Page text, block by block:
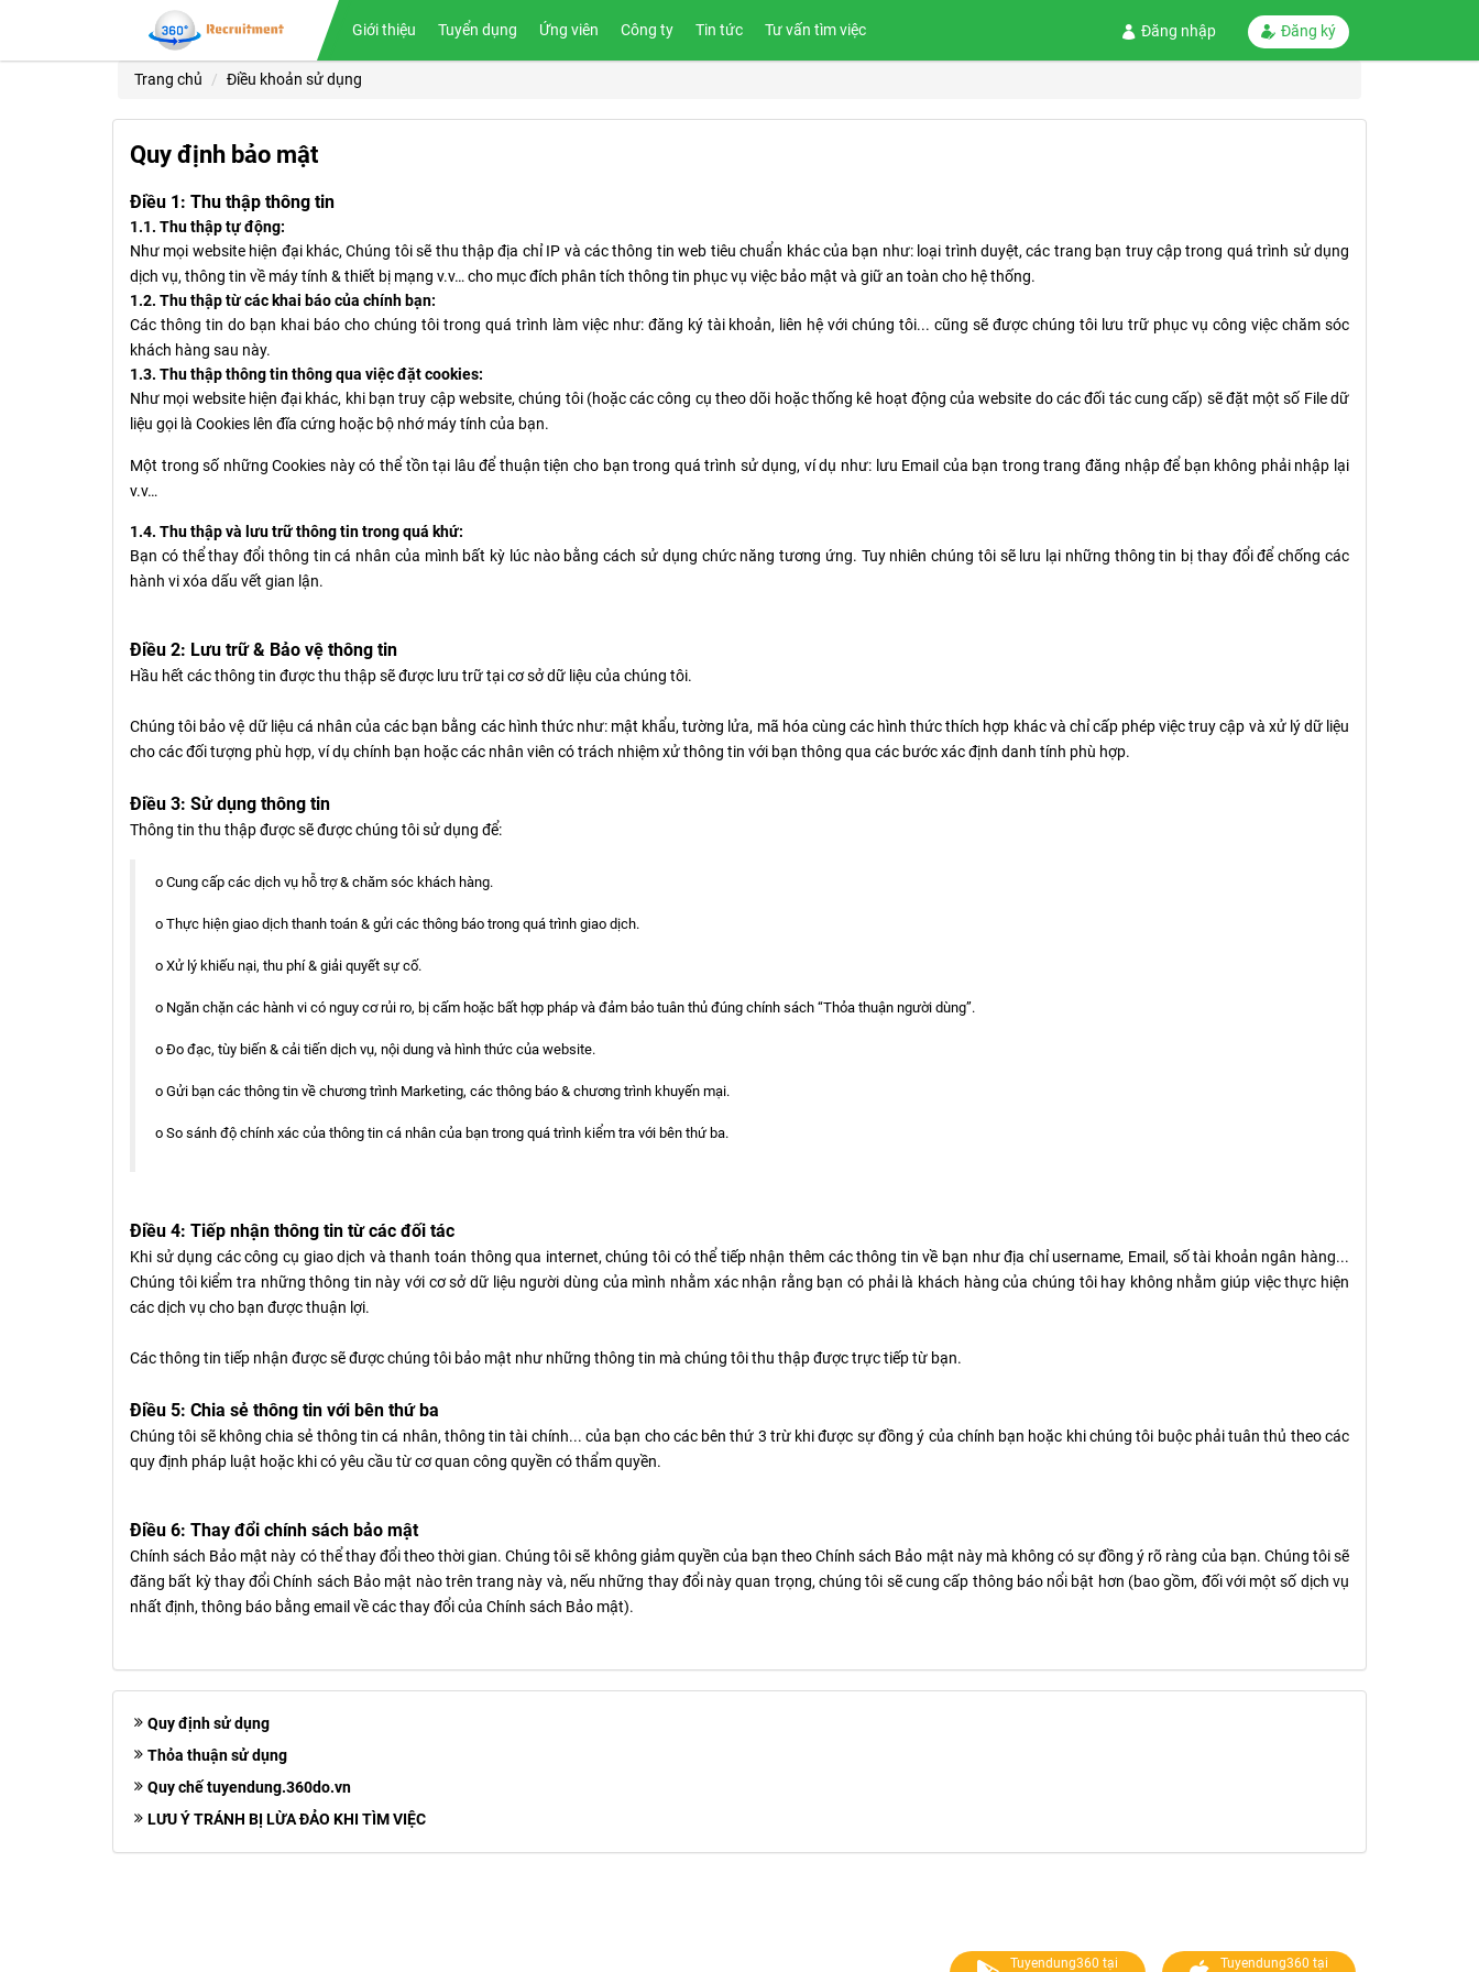
Giới thiệu Tuyển dụng Ứng viên Công ty Tin tức Tư vấn tìm việc Đăng nhập Đăng ký
Trang chủ Điều khoản sử dụng
Quy định bảo mật
Điều 1: Thu thập thông tin
1.1. Thu thập tự động:
Như mọi website hiện đại khác, Chúng tôi sẽ thu thập địa chỉ IP và các thông tin web tiêu chuẩn khác của bạn như: loại trình duyệt, các trang bạn truy cập trong quá trình sử dụng
dịch vụ, thông tin về máy tính & thiết bị mạng v.v… cho mục đích phân tích thông tin phục vụ việc bảo mật và giữ an toàn cho hệ thống.
1.2. Thu thập từ các khai báo của chính bạn:
Các thông tin do bạn khai báo cho chúng tôi trong quá trình làm việc như: đăng ký tài khoản, liên hệ với chúng tôi... cũng sẽ được chúng tôi lưu trữ phục vụ công việc chăm sóc
khách hàng sau này.
1.3. Thu thập thông tin thông qua việc đặt cookies:
Như mọi website hiện đại khác, khi bạn truy cập website, chúng tôi (hoặc các công cụ theo dõi hoặc thống kê hoạt động của website do các đối tác cung cấp) sẽ đặt một số File dữ
liệu gọi là Cookies lên đĩa cứng hoặc bộ nhớ máy tính của bạn.
Một trong số những Cookies này có thể tồn tại lâu để thuận tiện cho bạn trong quá trình sử dụng, ví dụ như: lưu Email của bạn trong trang đăng nhập để bạn không phải nhập lại
v.v…
1.4. Thu thập và lưu trữ thông tin trong quá khứ:
Bạn có thể thay đổi thông tin cá nhân của mình bất kỳ lúc nào bằng cách sử dụng chức năng tương ứng. Tuy nhiên chúng tôi sẽ lưu lại những thông tin bị thay đổi để chống các
hành vi xóa dấu vết gian lận.
Điều 2: Lưu trữ & Bảo vệ thông tin
Hầu hết các thông tin được thu thập sẽ được lưu trữ tại cơ sở dữ liệu của chúng tôi.
Chúng tôi bảo vệ dữ liệu cá nhân của các bạn bằng các hình thức như: mật khẩu, tường lửa, mã hóa cùng các hình thức thích hợp khác và chỉ cấp phép việc truy cập và xử lý dữ liệu
cho các đối tượng phù hợp, ví dụ chính bạn hoặc các nhân viên có trách nhiệm xử thông tin với bạn thông qua các bước xác định danh tính phù hợp.
Điều 3: Sử dụng thông tin
Thông tin thu thập được sẽ được chúng tôi sử dụng để:
o Cung cấp các dịch vụ hỗ trợ & chăm sóc khách hàng.
o Thực hiện giao dịch thanh toán & gửi các thông báo trong quá trình giao dịch.
o Xử lý khiếu nại, thu phí & giải quyết sự cố.
o Ngăn chặn các hành vi có nguy cơ rủi ro, bị cấm hoặc bất hợp pháp và đảm bảo tuân thủ đúng chính sách “Thỏa thuận người dùng”.
o Đo đạc, tùy biến & cải tiến dịch vụ, nội dung và hình thức của website.
o Gửi bạn các thông tin về chương trình Marketing, các thông báo & chương trình khuyến mại.
o So sánh độ chính xác của thông tin cá nhân của bạn trong quá trình kiểm tra với bên thứ ba.
Điều 4: Tiếp nhận thông tin từ các đối tác
Khi sử dụng các công cụ giao dịch và thanh toán thông qua internet, chúng tôi có thể tiếp nhận thêm các thông tin về bạn như địa chỉ username, Email, số tài khoản ngân hàng...
Chúng tôi kiểm tra những thông tin này với cơ sở dữ liệu người dùng của mình nhằm xác nhận rằng bạn có phải là khách hàng của chúng tôi hay không nhằm giúp việc thực hiện
các dịch vụ cho bạn được thuận lợi.
Các thông tin tiếp nhận được sẽ được chúng tôi bảo mật như những thông tin mà chúng tôi thu thập được trực tiếp từ bạn.
Điều 5: Chia sẻ thông tin với bên thứ ba
Chúng tôi sẽ không chia sẻ thông tin cá nhân, thông tin tài chính... của bạn cho các bên thứ 3 trừ khi được sự đồng ý của chính bạn hoặc khi chúng tôi buộc phải tuân thủ theo các
quy định pháp luật hoặc khi có yêu cầu từ cơ quan công quyền có thẩm quyền.
Điều 6: Thay đổi chính sách bảo mật
Chính sách Bảo mật này có thể thay đổi theo thời gian. Chúng tôi sẽ không giảm quyền của bạn theo Chính sách Bảo mật này mà không có sự đồng ý rõ ràng của bạn. Chúng tôi sẽ
đăng bất kỳ thay đổi Chính sách Bảo mật nào trên trang này và, nếu những thay đổi này quan trọng, chúng tôi sẽ cung cấp thông báo nổi bật hơn (bao gồm, đối với một số dịch vụ
nhất định, thông báo bằng email về các thay đổi của Chính sách Bảo mật).
Quy định sử dụng
Thỏa thuận sử dụng
Quy chế tuyendung.360do.vn
LƯU Ý TRÁNH BỊ LỪA ĐẢO KHI TÌM VIỆC
Tuyendung360 tại Tuyendung360 tại